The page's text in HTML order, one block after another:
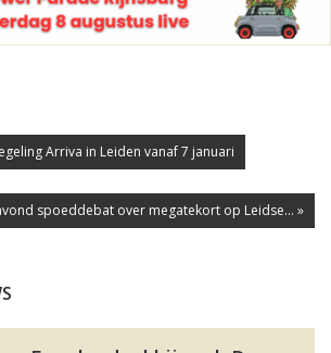
Arriva in Leiden vanaf 7 januari
spoeddebat over megatekort op Leidse... »